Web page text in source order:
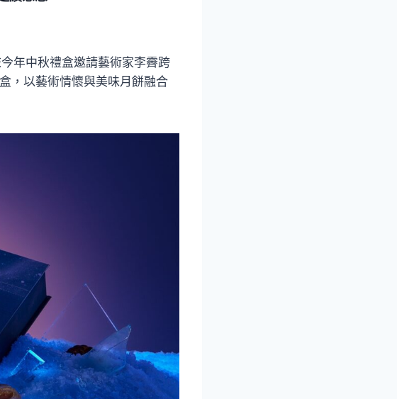
年中秋禮盒邀請藝術家李霽跨
，以藝術情懷與美味月餅融合